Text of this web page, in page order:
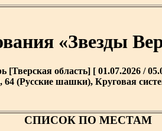
«Звезды
[Тверская область] [ 01.07.2026 /
64 (Русские шашки), Круговая
СПИСОК ПО МЕСТАМ